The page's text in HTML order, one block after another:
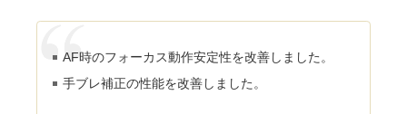
AF時のフォーカス動作安定性を改善しました。
手ブレ補正の性能を改善しました。